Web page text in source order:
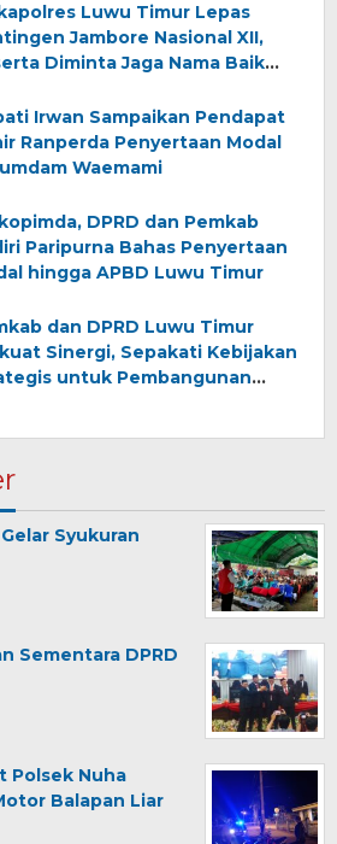
Luwu Timur Lepas
Jambore Nasional XII,
Diminta Jaga Nama Baik
Irwan Sampaikan Pendapat
Ranperda Penyertaan Modal
Waemami
DPRD dan Pemkab
Paripurna Bahas Penyertaan
hingga APBD Luwu Timur
dan DPRD Luwu Timur
Sinergi, Sepakati Kebijakan
untuk Pembangunan
Syukuran
Sementara DPRD
Polsek Nuha
Balapan Liar